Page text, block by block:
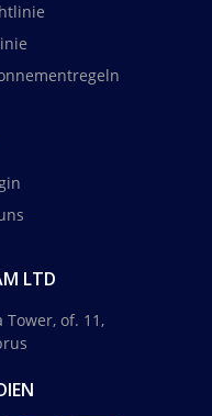
LTD
Tower, of. 11,